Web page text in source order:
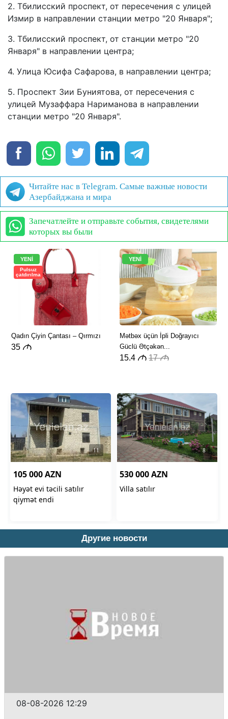
2. Тбилисский проспект, от пересечения с улицей
Измир в направлении станции метро "20 Января";
3. Тбилисский проспект, от станции метро "20
Января" в направлении центра;
4. Улица Юсифа Сафарова, в направлении центра;
5. Проспект Зии Буниятова, от пересечения с
улицей Музаффара Нариманова в направлении
станции метро "20 Января".
Читайте нас в Telegram. Самые важные новости
Азербайджана и мира
Запечатлейте и отправьте события, свидетелями
которых вы были
Другие новости
08-08-2026 12:29